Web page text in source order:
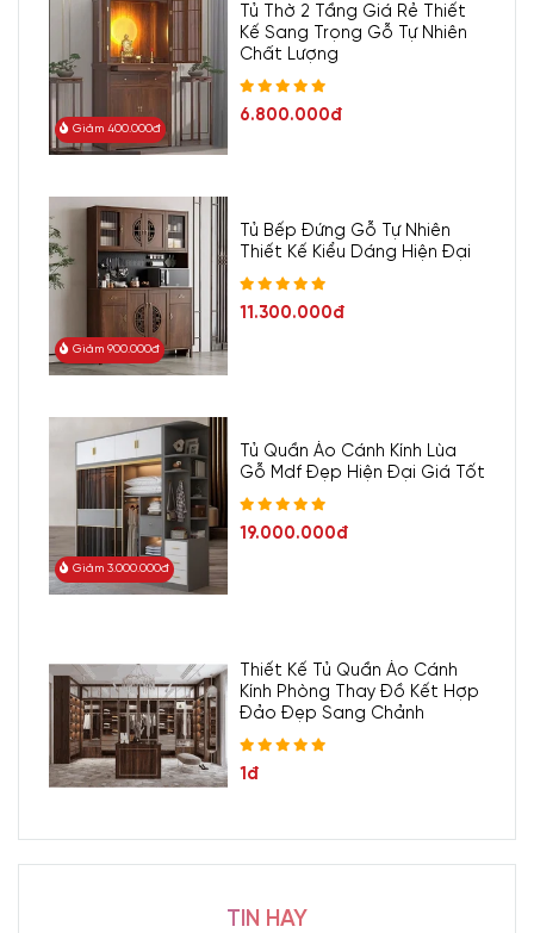
Giảm 400.000đ
Tủ Thờ 2 Tầng Giá Rẻ Thiết
Kế Sang Trọng Gỗ Tự Nhiên
Chất Lượng
6.800.000đ
Giảm 900.000đ
Tủ Bếp Đứng Gỗ Tự Nhiên
Thiết Kế Kiểu Dáng Hiện Đại
11.300.000đ
Giảm 3.000.000đ
Tủ Quần Áo Cánh Kính Lùa
Gỗ Mdf Đẹp Hiện Đại Giá Tốt
19.000.000đ
Thiết Kế Tủ Quần Áo Cánh
Kính Phòng Thay Đồ Kết Hợp
Đảo Đẹp Sang Chảnh
1đ
TIN HAY